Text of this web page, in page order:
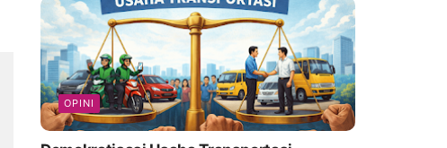
OPINI